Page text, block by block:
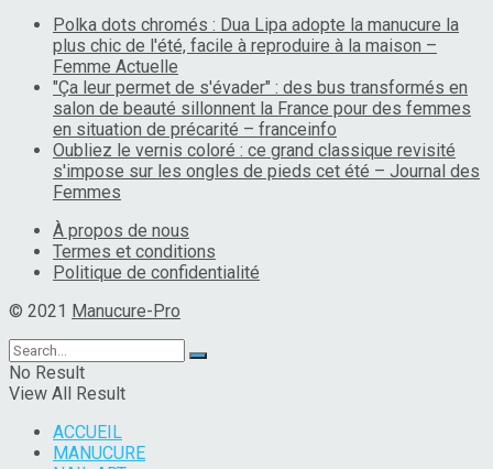
Polka dots chromés : Dua Lipa adopte la manucure la
plus chic de l'été, facile à reproduire à la maison –
Femme Actuelle
"Ça leur permet de s'évader" : des bus transformés en
salon de beauté sillonnent la France pour des femmes
en situation de précarité – franceinfo
Oubliez le vernis coloré : ce grand classique revisité
s'impose sur les ongles de pieds cet été – Journal des
Femmes
À propos de nous
Termes et conditions
Politique de confidentialité
© 2021 Manucure-Pro
No Result
View All Result
ACCUEIL
MANUCURE